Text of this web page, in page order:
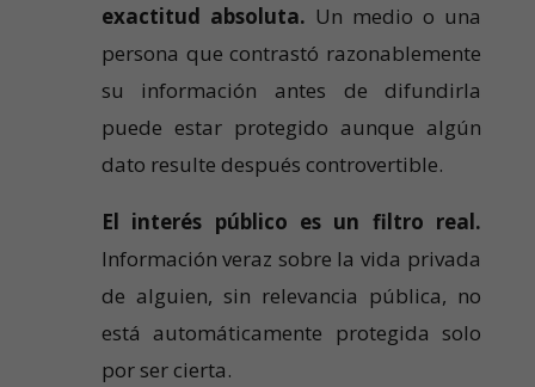
exactitud absoluta. Un medio o una
persona que contrastó razonablemente
su información antes de difundirla
puede estar protegido aunque algún
dato resulte después controvertible.
El interés público es un filtro real.
Información veraz sobre la vida privada
de alguien, sin relevancia pública, no
está automáticamente protegida solo
por ser cierta.